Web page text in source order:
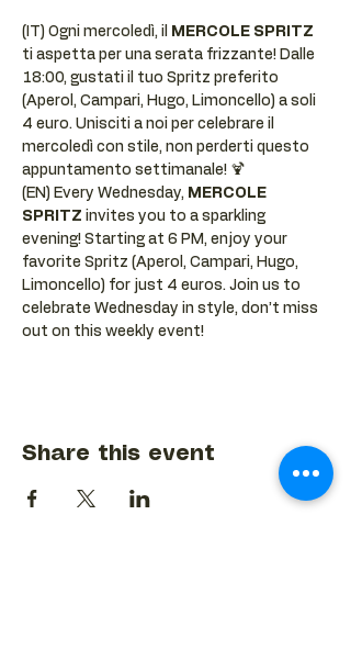
(IT) Ogni mercoledì, il
MERCOLE SPRITZ
ti aspetta per una serata frizzante! Dalle
18:00, gustati il tuo Spritz preferito
(Aperol, Campari, Hugo, Limoncello) a soli
4 euro. Unisciti a noi per celebrare il
mercoledì con stile, non perderti questo
appuntamento settimanale! 🍹
(EN) Every Wednesday, MERCOLE
SPRITZ invites you to a sparkling
evening! Starting at 6 PM, enjoy your
favorite Spritz (Aperol, Campari, Hugo,
Limoncello) for just 4 euros. Join us to
celebrate Wednesday in style, don’t miss
out on this weekly event!
Share this event